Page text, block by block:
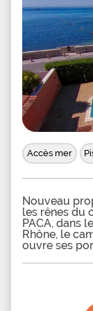
Accès mer
Nouveau
les rênes du
PACA, dans
Rhône, le
ouvre ses
sur son
de plus de 2
Bleue avec